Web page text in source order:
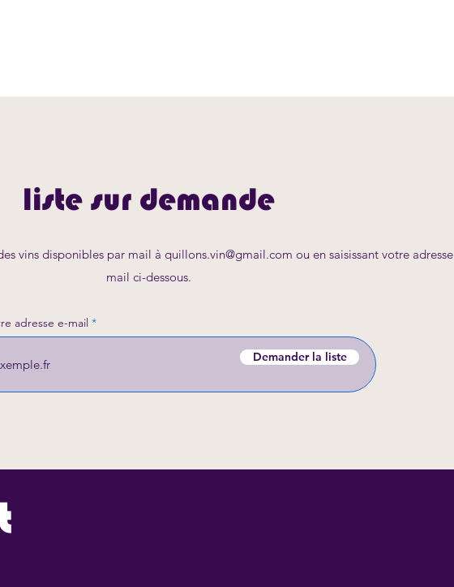
liste sur demande
vins disponibles par mail à quillons.vin@gmail.com ou en saisissant votre adresse
mail ci-dessous.
Envoyer un mail
adresse e-mail
Demander la liste